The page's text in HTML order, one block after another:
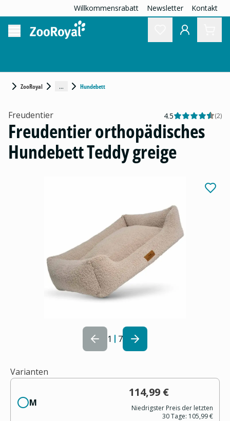
Willkommensrabatt Newsletter Kontakt
ZooRoyal ... Hundebett
1 7
Freudentier 4.5 (2)
Freudentier orthopädisches
Hundebett Teddy greige
Varianten
M
114,99 €
Niedrigster Preis der letzten
30 Tage: 105,99 €